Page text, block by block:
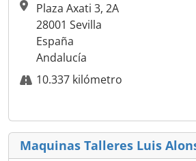
Plaza Axati 3, 2A
28001 Sevilla
España
Andalucía
10.337 kilómetro
Maquinas Talleres Luis